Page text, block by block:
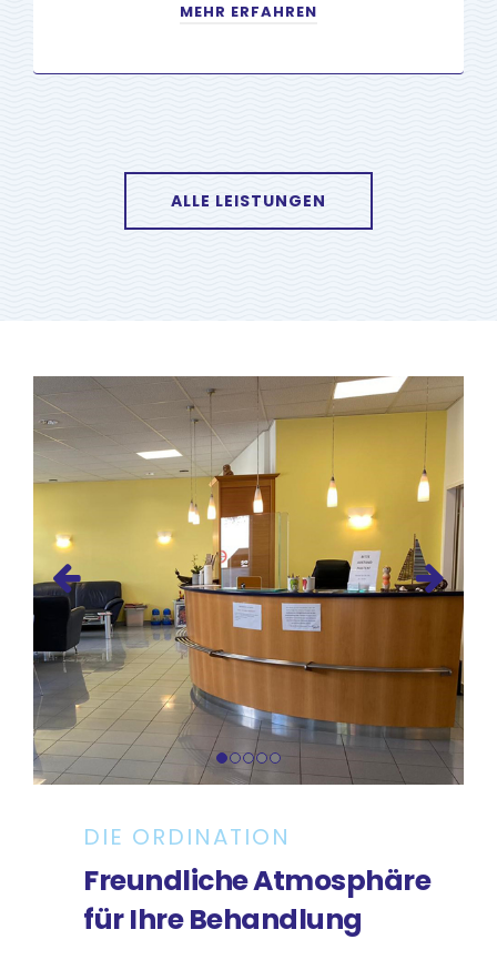
MEHR ERFAHREN
ALLE LEISTUNGEN
DIE ORDINATION
Freundliche Atmosphäre
für Ihre Behandlung